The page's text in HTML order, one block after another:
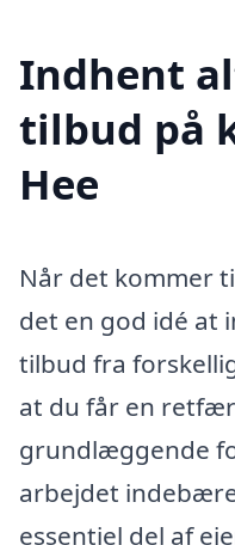
Indhent
tilbud på
Hee
Når det kommer
det en god idé at
tilbud fra
at du får en
grundlæggende
arbejdet
essentiel del af